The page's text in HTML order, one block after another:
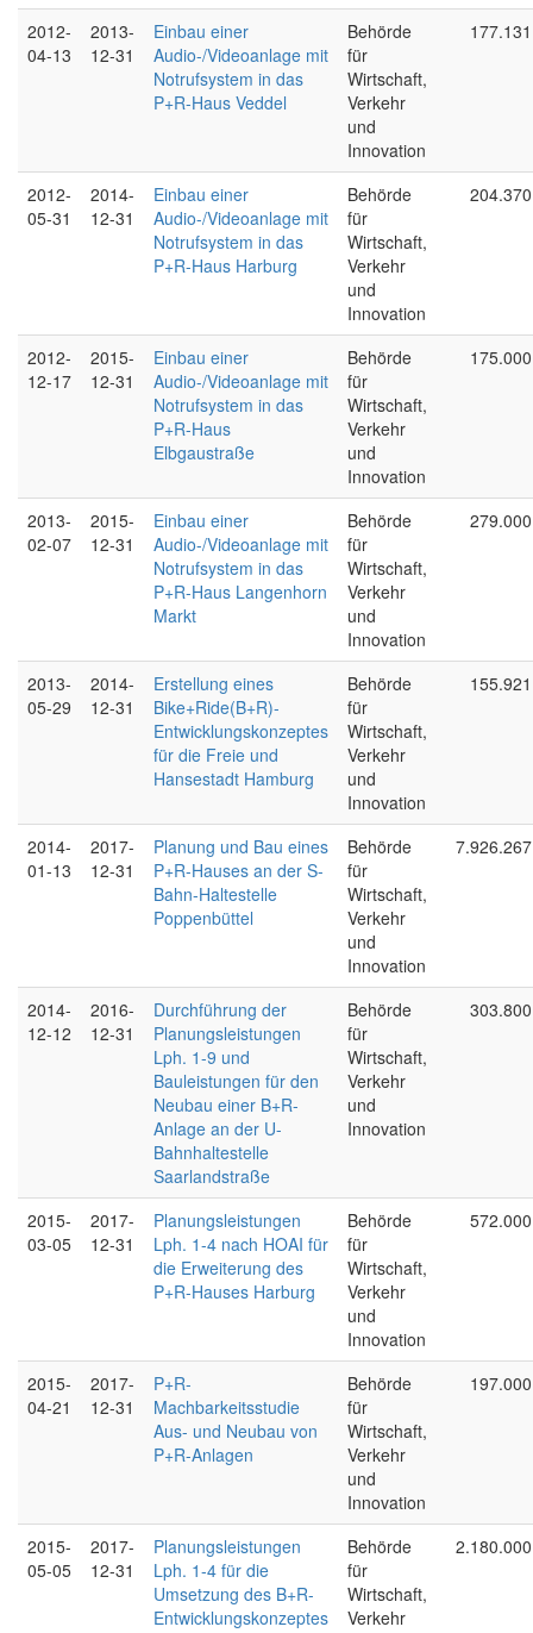
2012-
04-13
2013-
12-31
Einbau einer
Audio-/Videoanlage mit
Notrufsystem in das
P+R-Haus Veddel
Behörde
für
Wirtschaft,
Verkehr
und
Innovation
2012-
05-31
2014-
12-31
Einbau einer
Audio-/Videoanlage mit
Notrufsystem in das
P+R-Haus Harburg
Behörde
für
Wirtschaft,
Verkehr
und
Innovation
2012-
12-17
2015-
12-31
Einbau einer
Audio-/Videoanlage mit
Notrufsystem in das
P+R-Haus
Elbgaustraße
Behörde
für
Wirtschaft,
Verkehr
und
Innovation
2013-
02-07
2015-
12-31
Einbau einer
Audio-/Videoanlage mit
Notrufsystem in das
P+R-Haus Langenhorn
Markt
Behörde
für
Wirtschaft,
Verkehr
und
Innovation
2013-
05-29
2014-
12-31
Erstellung eines
Bike+Ride(B+R)-
Entwicklungskonzeptes
für die Freie und
Hansestadt Hamburg
Behörde
für
Wirtschaft,
Verkehr
und
Innovation
2014-
01-13
2017-
12-31
Planung und Bau eines
P+R-Hauses an der S-
Bahn-Haltestelle
Poppenbüttel
Behörde
für
Wirtschaft,
Verkehr
und
Innovation
2014-
12-12
2016-
12-31
Durchführung der
Planungsleistungen
Lph. 1-9 und
Bauleistungen für den
Neubau einer B+R-
Anlage an der U-
Bahnhaltestelle
Saarlandstraße
Behörde
für
Wirtschaft,
Verkehr
und
Innovation
2015-
03-05
2017-
12-31
Planungsleistungen
Lph. 1-4 nach HOAI für
die Erweiterung des
P+R-Hauses Harburg
Behörde
für
Wirtschaft,
Verkehr
und
Innovation
2015-
04-21
2017-
12-31
P+R-
Machbarkeitsstudie
Aus- und Neubau von
P+R-Anlagen
Behörde
für
Wirtschaft,
Verkehr
und
Innovation
2015-
05-05
2017-
12-31
Planungsleistungen
Lph. 1-4 für die
Umsetzung des B+R-
Entwicklungskonzeptes
Behörde
für
Wirtschaft,
Verkehr